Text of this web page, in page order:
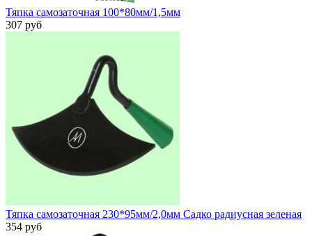
Тяпка самозаточная 100*80мм/1,5мм
307 руб
Тяпка самозаточная 230*95мм/2,0мм Садко радиусная зеленая
354 руб